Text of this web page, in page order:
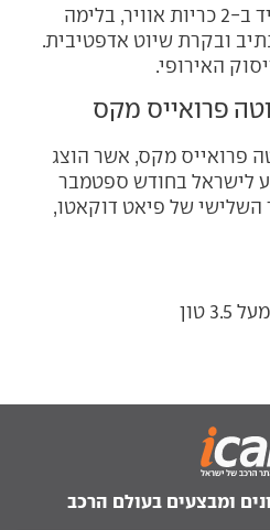
טויוטה פרואייס מקס מצויד ב-2 כריות אוויר, בלימה
ובקרת שיוט אדפטיבית.
האירופי.
פרואייס מקס
פרואייס מקס, אשר הוצג
בשנת 2023 והגיע לישראל בחודש ספטמבר
השלישי של פיאט דוקאטו,
טון
ומבצעים בעולם הרכב